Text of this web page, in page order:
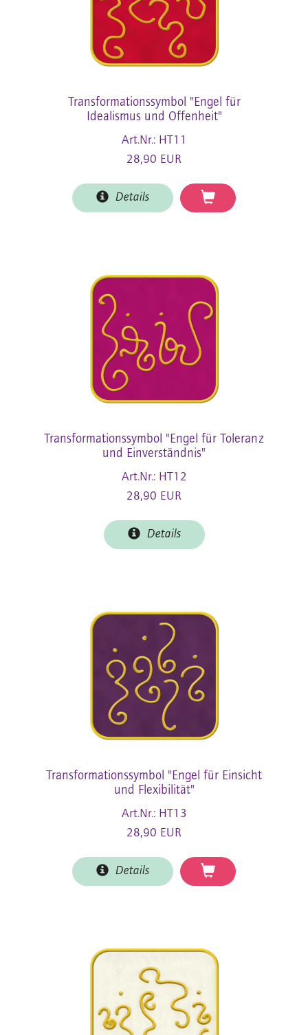
Transformationssymbol "Engel für
Idealismus und Offenheit"
Art.Nr.: HT11
28,90 EUR
Details
Transformationssymbol "Engel für Toleranz
und Einverständnis"
Art.Nr.: HT12
28,90 EUR
Details
Transformationssymbol "Engel für Einsicht
und Flexibilität"
Art.Nr.: HT13
28,90 EUR
Details